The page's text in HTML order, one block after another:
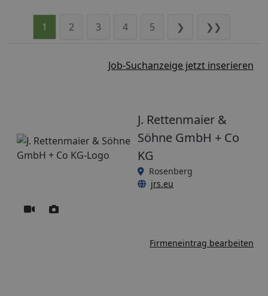
1 2 3 4 5 ❯ ❯❯
Job-Suchanzeige jetzt inserieren
J. Rettenmaier &
Söhne GmbH + Co
KG
Rosenberg
jrs.eu
Firmeneintrag bearbeiten